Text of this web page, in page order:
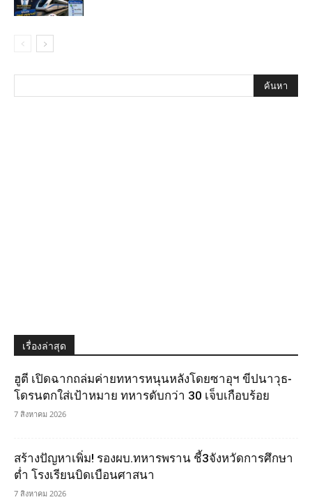
เรื่องล่าสุด
ฮูตี เปิดฉากถล่มค่ายทหารหนุนหลังโดยซาอุฯ ขีปนาวุธ-
โดรนตกใส่เป้าหมาย ทหารดับกว่า 30 เจ็บเกือบร้อย
7 สิงหาคม 2026
สร้างปัญหาเพิ่ม! รองผบ.ทหารพราน ชี้3จังหวัดการศึกษา
ต่ำ โรงเรียนบิดเบือนศาสนา
7 สิงหาคม 2026